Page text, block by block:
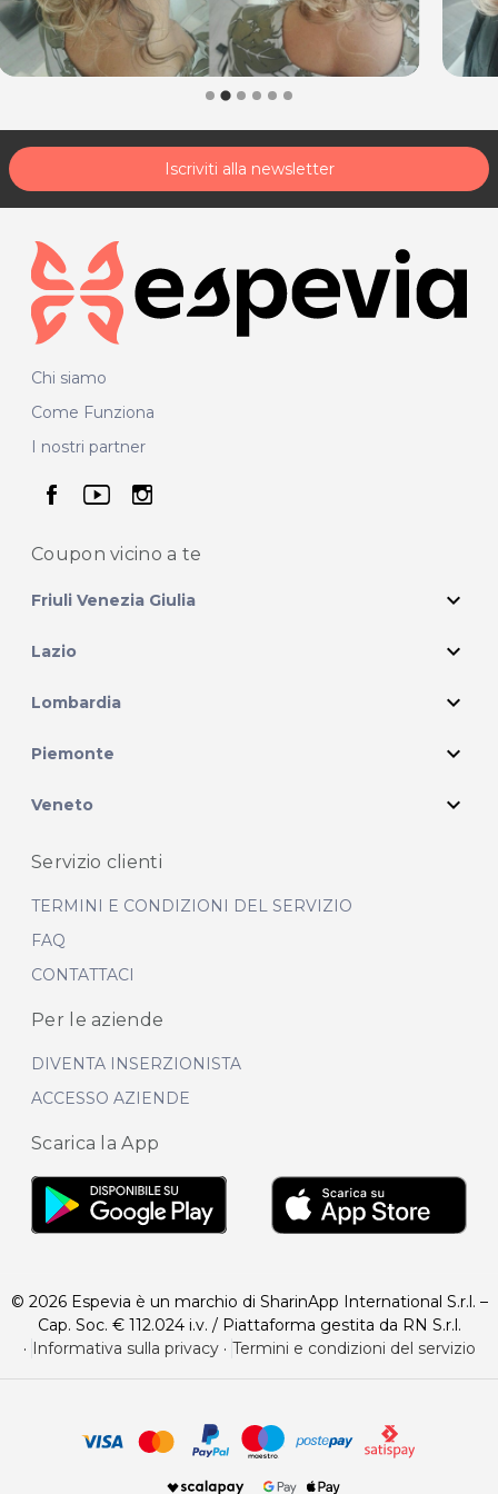
P.IVA 01680430939
Per ulteriori informazioni sull'offerta o sulle modalità di
posta@espevia.it
Iscriviti alla newsletter
Chi siamo
Come Funziona
I nostri partner
seguici su facebook
seguici su youtube
seguici su instagram
Coupon vicino a te
Friuli Venezia Giulia expand_more
Lazio expand_more
Lombardia expand_more
Piemonte expand_more
Veneto expand_more
Servizio clienti
TERMINI E CONDIZIONI DEL SERVIZIO
FAQ
CONTATTACI
Per le aziende
DIVENTA INSERZIONISTA
ACCESSO AZIENDE
Scarica la App
© 2026 Espevia è un marchio di SharinApp International S.r.l. –
Cap. Soc. € 112.024 i.v. / Piattaforma gestita da RN S.r.l.
·
Informativa sulla privacy· Termini e condizioni del servizio